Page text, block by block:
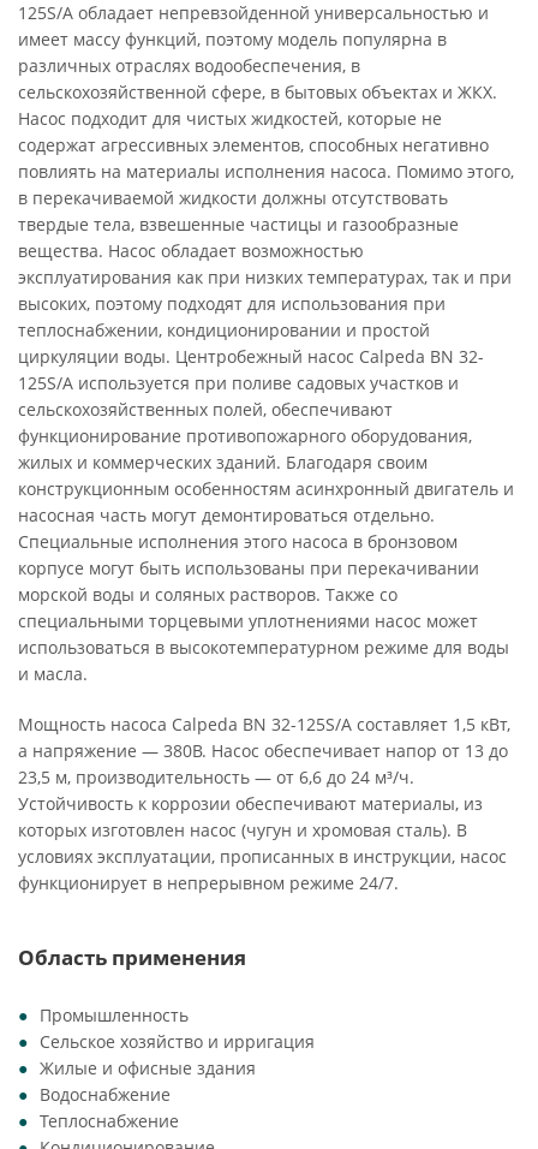
125S/A обладает непревзойденной универсальностью и
имеет массу функций, поэтому модель популярна в
различных отраслях водообеспечения, в
сельскохозяйственной сфере, в бытовых объектах и ЖКХ.
Насос подходит для чистых жидкостей, которые не
содержат агрессивных элементов, способных негативно
повлиять на материалы исполнения насоса. Помимо этого,
в перекачиваемой жидкости должны отсутствовать
твердые тела, взвешенные частицы и газообразные
вещества. Насос обладает возможностью
эксплуатирования как при низких температурах, так и при
высоких, поэтому подходят для использования при
теплоснабжении, кондиционировании и простой
циркуляции воды. Центробежный насос Calpeda BN 32-
125S/A используется при поливе садовых участков и
сельскохозяйственных полей, обеспечивают
функционирование противопожарного оборудования,
жилых и коммерческих зданий. Благодаря своим
конструкционным особенностям асинхронный двигатель и
насосная часть могут демонтироваться отдельно.
Специальные исполнения этого насоса в бронзовом
корпусе могут быть использованы при перекачивании
морской воды и соляных растворов. Также со
специальными торцевыми уплотнениями насос может
использоваться в высокотемпературном режиме для воды
и масла.
Мощность насоса Calpeda BN 32-125S/A составляет 1,5 кВт,
а напряжение — 380В. Насос обеспечивает напор от 13 до
23,5 м, производительность — от 6,6 до 24 м³/ч.
Устойчивость к коррозии обеспечивают материалы, из
которых изготовлен насос (чугун и хромовая сталь). В
условиях эксплуатации, прописанных в инструкции, насос
функционирует в непрерывном режиме 24/7.
Область применения
Промышленность
Сельское хозяйство и ирригация
Жилые и офисные здания
Водоснабжение
Теплоснабжение